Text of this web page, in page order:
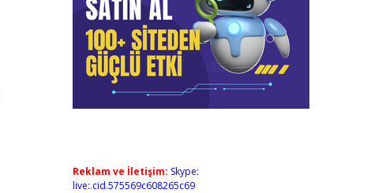
Reklam ve İletişim: Skype:
live:.cid.575569c608265c69